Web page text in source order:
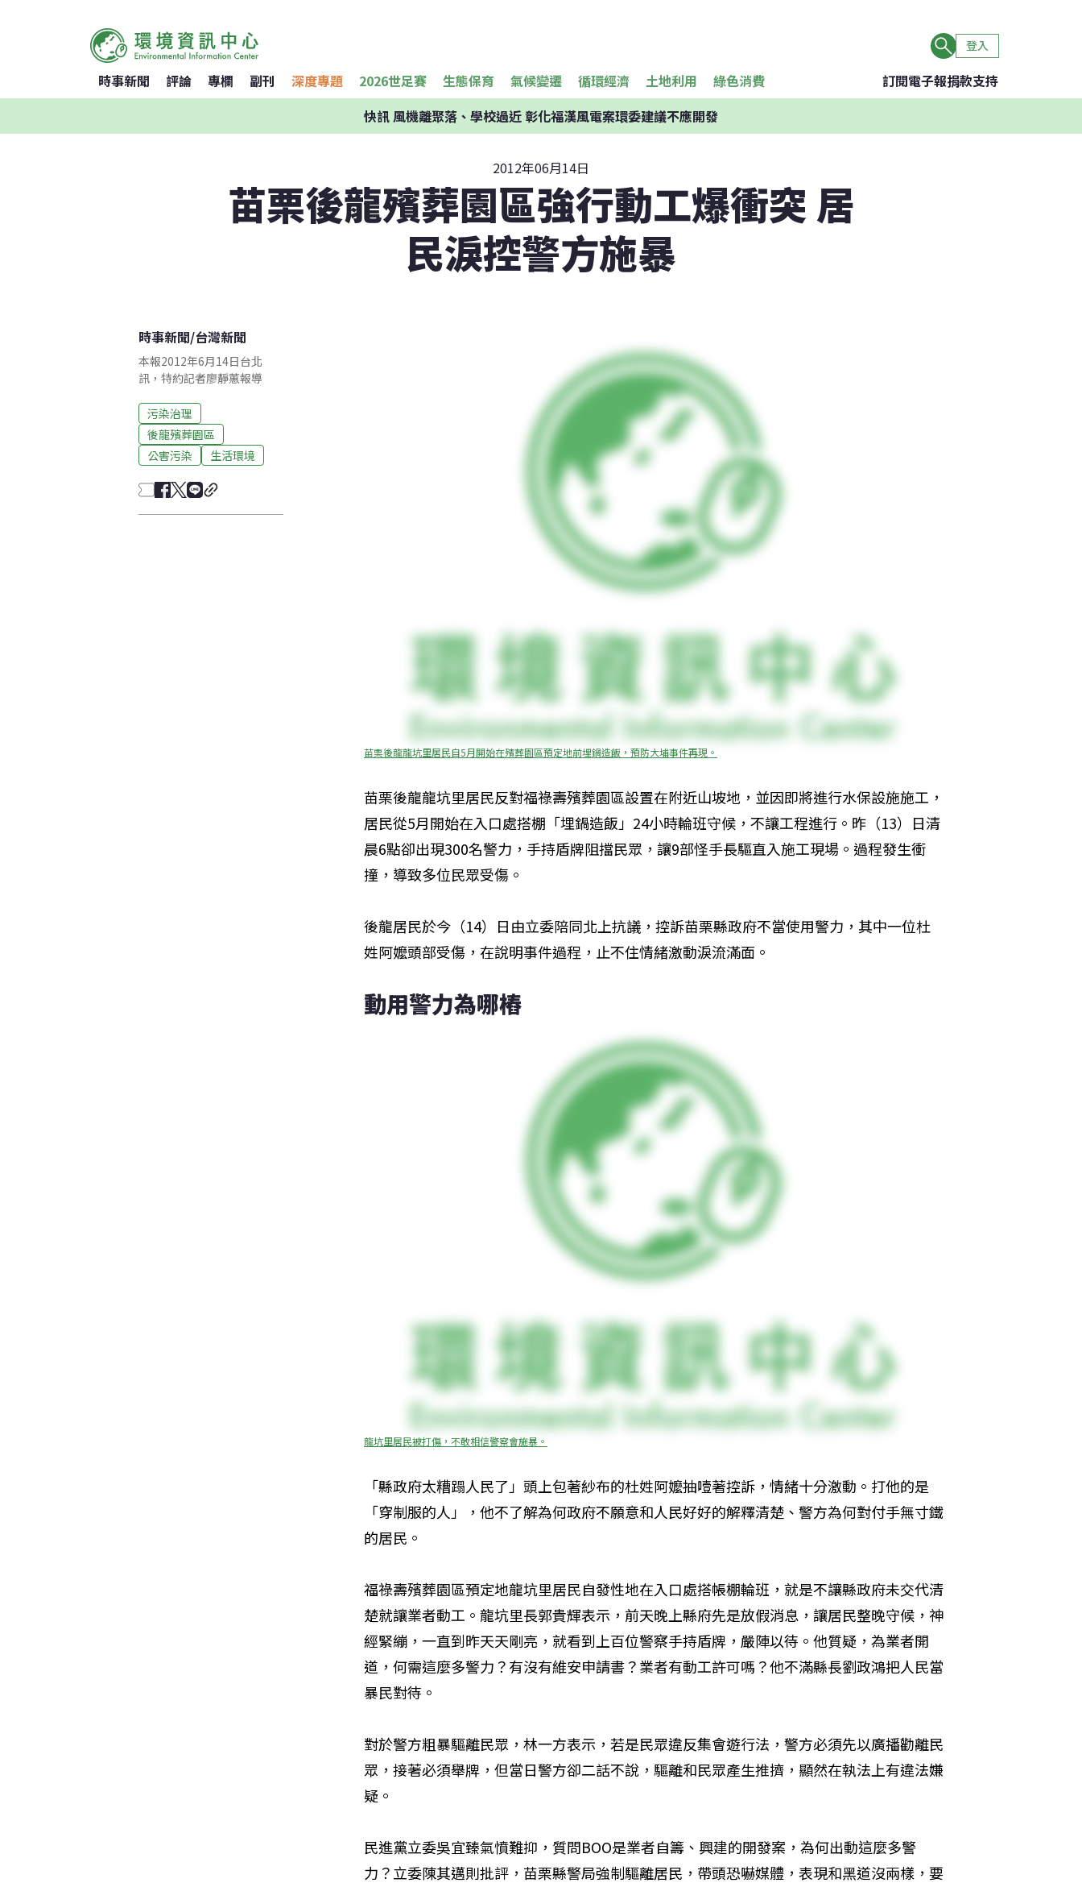
登入
時事新聞 評論 專欄 副刊 深度專題 2026世足賽 生態保育 氣候變遷 循環經濟 土地利用 綠色消費 訂閱電子報捐款支持
快訊風機離聚落、學校過近 彰化福漢風電案環委建議不應開發
2012年06月14日
苗栗後龍殯葬園區強行動工爆衝突 居
民淚控警方施暴
時事新聞/台灣新聞
本報2012年6月14日台北
訊，特約記者廖靜蕙報導
污染治理
後龍殯葬園區
公害污染
生活環境
苗栗後龍龍坑里居民自5月開始在殯葬園區預定地前埋鍋造飯，預防大埔事件再現。
苗栗後龍龍坑里居民反對福祿壽殯葬園區設置在附近山坡地，並因即將進行水保設施施工，
居民從5月開始在入口處搭棚「埋鍋造飯」24小時輪班守候，不讓工程進行。昨（13）日清
晨6點卻出現300名警力，手持盾牌阻擋民眾，讓9部怪手長驅直入施工現場。過程發生衝
撞，導致多位民眾受傷。
後龍居民於今（14）日由立委陪同北上抗議，控訴苗栗縣政府不當使用警力，其中一位杜
姓阿嬤頭部受傷，在說明事件過程，止不住情緒激動淚流滿面。
動用警力為哪樁
龍坑里居民被打傷，不敢相信警察會施暴。
「縣政府太糟蹋人民了」頭上包著紗布的杜姓阿嬤抽噎著控訴，情緒十分激動。打他的是
「穿制服的人」，他不了解為何政府不願意和人民好好的解釋清楚、警方為何對付手無寸鐵
的居民。
福祿壽殯葬園區預定地龍坑里居民自發性地在入口處搭帳棚輪班，就是不讓縣政府未交代清
楚就讓業者動工。龍坑里長郭貴輝表示，前天晚上縣府先是放假消息，讓居民整晚守候，神
經緊繃，一直到昨天天剛亮，就看到上百位警察手持盾牌，嚴陣以待。他質疑，為業者開
道，何需這麼多警力？有沒有維安申請書？業者有動工許可嗎？他不滿縣長劉政鴻把人民當
暴民對待。
對於警方粗暴驅離民眾，林一方表示，若是民眾違反集會遊行法，警方必須先以廣播勸離民
眾，接著必須舉牌，但當日警方卻二話不說，驅離和民眾產生推擠，顯然在執法上有違法嫌
疑。
民進黨立委吳宜臻氣憤難抑，質問BOO是業者自籌、興建的開發案，為何出動這麼多警
力？立委陳其邁則批評，苗栗縣警局強制驅離居民，帶頭恐嚇媒體，表現和黑道沒兩樣，要